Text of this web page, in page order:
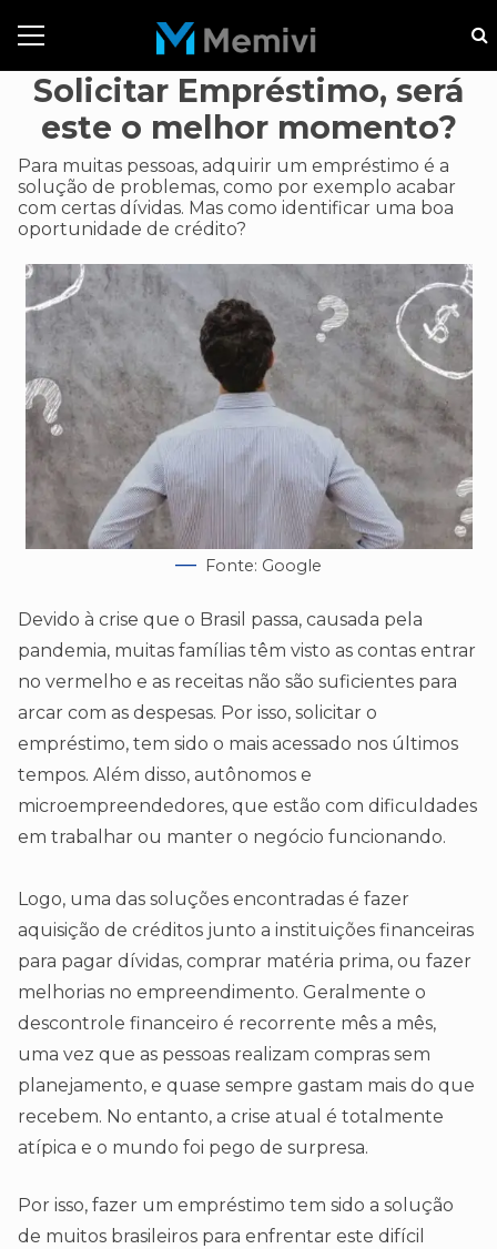
Solicitar Empréstimo, será
este o melhor momento?
Para muitas pessoas, adquirir um empréstimo é a
solução de problemas, como por exemplo acabar
com certas dívidas. Mas como identificar uma boa
oportunidade de crédito?
Fonte: Google
Devido à crise que o Brasil passa, causada pela
pandemia, muitas famílias têm visto as contas entrar
no vermelho e as receitas não são suficientes para
arcar com as despesas. Por isso, solicitar o
empréstimo, tem sido o mais acessado nos últimos
tempos. Além disso, autônomos e
microempreendedores, que estão com dificuldades
em trabalhar ou manter o negócio funcionando.
Logo, uma das soluções encontradas é fazer
aquisição de créditos junto a instituições financeiras
para pagar dívidas, comprar matéria prima, ou fazer
melhorias no empreendimento. Geralmente o
descontrole financeiro é recorrente mês a mês,
uma vez que as pessoas realizam compras sem
planejamento, e quase sempre gastam mais do que
recebem. No entanto, a crise atual é totalmente
atípica e o mundo foi pego de surpresa.
Por isso, fazer um empréstimo tem sido a solução
de muitos brasileiros para enfrentar este difícil